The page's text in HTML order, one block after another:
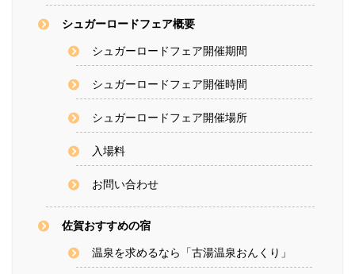
シュガーロードフェア概要
シュガーロードフェア開催期間
シュガーロードフェア開催時間
シュガーロードフェア開催場所
入場料
お問い合わせ
佐賀おすすめの宿
温泉を求めるなら「古湯温泉おんくり」